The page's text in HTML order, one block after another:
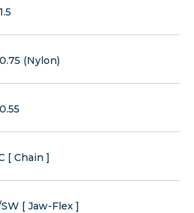
(Nylon)
[ Chain ]
[ Jaw-Flex ]